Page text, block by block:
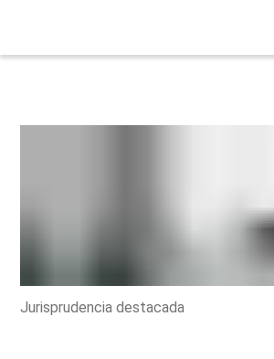
Jurisprudencia destacada